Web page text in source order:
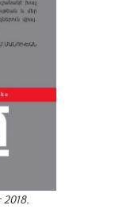
2018.